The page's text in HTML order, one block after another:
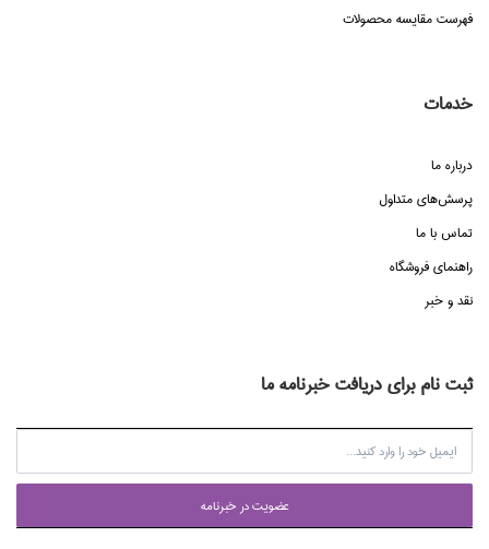
فهرست مقایسه محصولات
خدمات
درباره ما
پرسش‌هاي متداول
تماس با ما
راهنماي فروشگاه
نقد و خبر
ثبت نام برای دریافت خبرنامه ما
عضويت در خبرنامه